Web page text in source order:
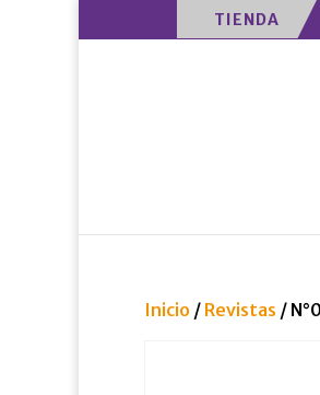
TIENDA
Inicio / Revistas /